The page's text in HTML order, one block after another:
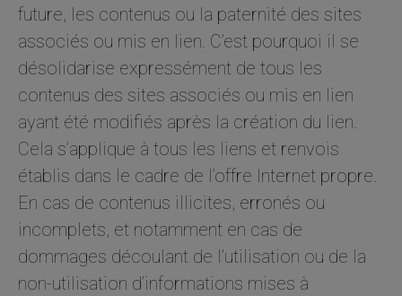
future, les contenus ou la paternité des sites
associés ou mis en lien. C’est pourquoi il se
désolidarise expressément de tous les
contenus des sites associés ou mis en lien
ayant été modifiés après la création du lien.
Cela s’applique à tous les liens et renvois
établis dans le cadre de l’offre Internet propre.
En cas de contenus illicites, erronés ou
incomplets, et notamment en cas de
dommages découlant de l’utilisation ou de la
non-utilisation d’informations mises à